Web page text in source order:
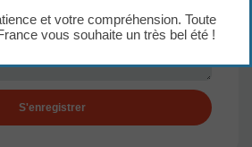
S'enregistrer
et votre compréhension. Toute
vous souhaite un très bel été !